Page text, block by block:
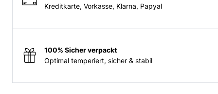
Kreditkarte, Vorkasse, Klarna, Papyal
100% Sicher verpackt
Optimal temperiert, sicher & stabil